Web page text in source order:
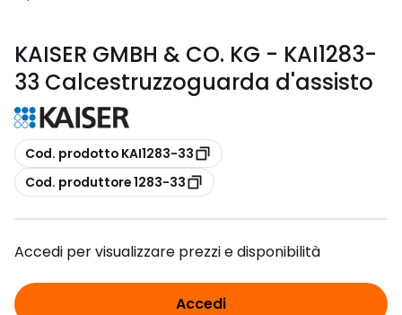
KAISER GMBH & CO. KG - KAI1283-
33 Calcestruzzoguarda d'assisto
copia
Cod. prodotto KAI1283-33
copia
Cod. produttore 1283-33
Accedi per visualizzare prezzi e disponibilità
Accedi